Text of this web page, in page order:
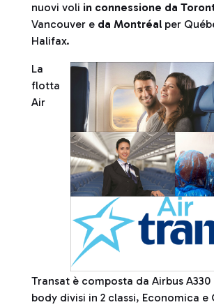
nuovi voli in connessione da
Vancouver e da Montréal per
Halifax.
La
flotta
Air
Transat è composta da Airbus A330
body divisi in 2 classi, Economica e